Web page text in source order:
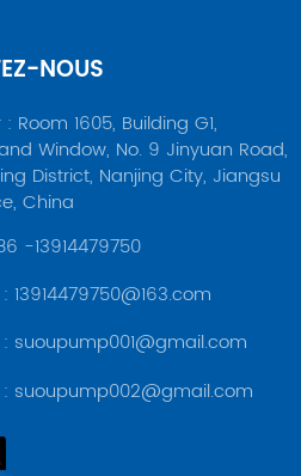
NOUS
Room 1605, Building G1,
Window, No. 9 Jinyuan Road,
District, Nanjing City, Jiangsu
China
-13914479750
13914479750@163.com
suoupump001@gmail.com
suoupump002@gmail.com